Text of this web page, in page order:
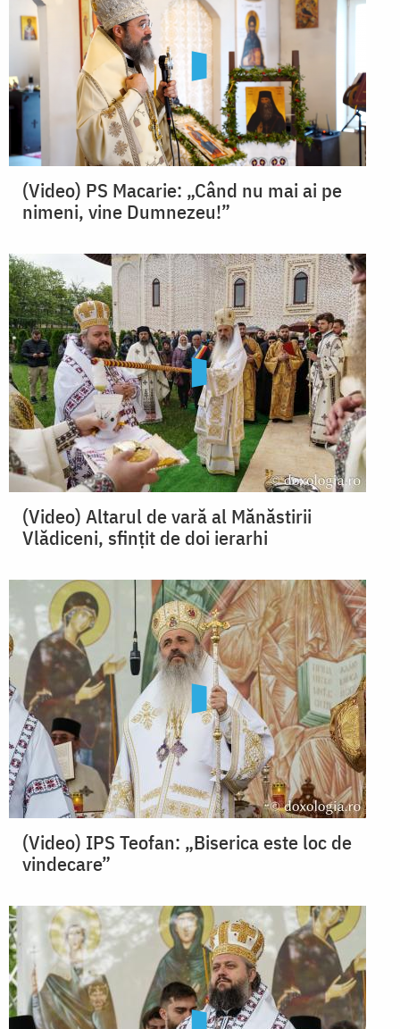
(Video) PS Macarie: „Când nu mai ai pe
nimeni, vine Dumnezeu!”
(Video) Altarul de vară al Mănăstirii
Vlădiceni, sfințit de doi ierarhi
(Video) IPS Teofan: „Biserica este loc de
vindecare”